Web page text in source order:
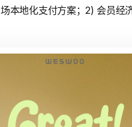
场本地化支付方案；2) 会员经